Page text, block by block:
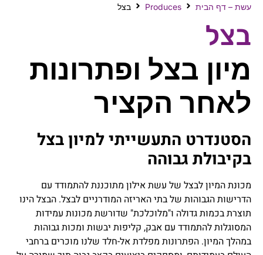
עשת – דף הבית Produces בצל
בצל
מיון בצל ופתרונות
לאחר הקציר
הסטנדרט התעשייתי למיון בצל
בקיבולת גבוהה
מכונת המיון לבצל של עשת אילון מתוכננת להתמודד עם
הדרישות הגבוהות של בתי האריזה המודרניים לבצל. הבצל הינו
תוצרת בכמות גדולה ו"מלוכלכת" שדורשת מכונות עמידות
המסוגלות להתמודד עם אבק, קליפות יבשות ומכות גבוהות
במהלך המיון. הפתרונות מפלדת אל-חלד שלנו מוכרים ברחבי